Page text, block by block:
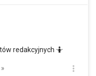
redakcyjnych 🤷